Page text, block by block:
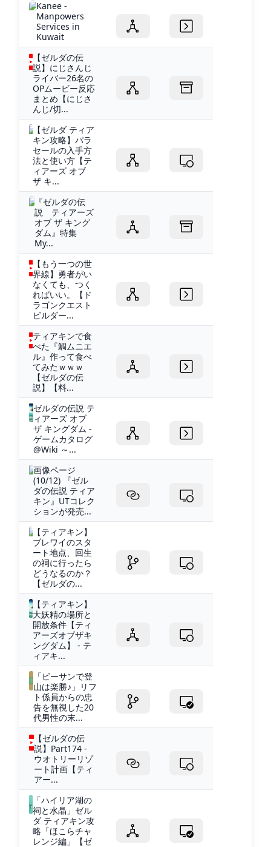
Kanee -
Manpowers
Services in
Kuwait
【ゼルダの伝
説】にじさんじ
ライバー26名の
OPムービー反応
まとめ【にじさ
んじ/切...
【ゼルダ ティア
キン攻略】パラ
セールの入手方
法と使い方【テ
ィアーズ オブ
ザ キ...
『ゼルダの伝
説 ティアーズ
オブ ザ キング
ダム』特集
My...
【もう一つの世
界線】勇者がい
なくても、つく
ればいい。【ド
ラゴンクエスト
ビルダー...
ティアキンで食
べた『鯛ムニエ
ル』作って食べ
てみたｗｗｗ
【ゼルダの伝
説】【料...
ゼルダの伝説 テ
ィアーズ オブ
ザ キングダム -
ゲームカタログ
@Wiki ～...
画像ページ
(10/12) 『ゼル
ダの伝説 ティア
キン』UTコレク
ションが発売...
【ティアキン】
ブレワイのスタ
ート地点、回生
の祠に行ったら
どうなるのか？
【ゼルダの...
【ティアキン】
大妖精の場所と
開放条件【ティ
アーズオブザキ
ングダム】 - テ
ィアキ...
「ビーサンで登
山は楽勝♪」リフ
ト係員からの忠
告を無視した20
代男性の末...
【ゼルダの伝
説】Part174 -
ウオトリーリゾ
ート計画【ティ
アー...
「ハイリア湖の
祠と水晶」ゼル
ダ ティアキン攻
略「ほこらチャ
レンジ編」【ゼ